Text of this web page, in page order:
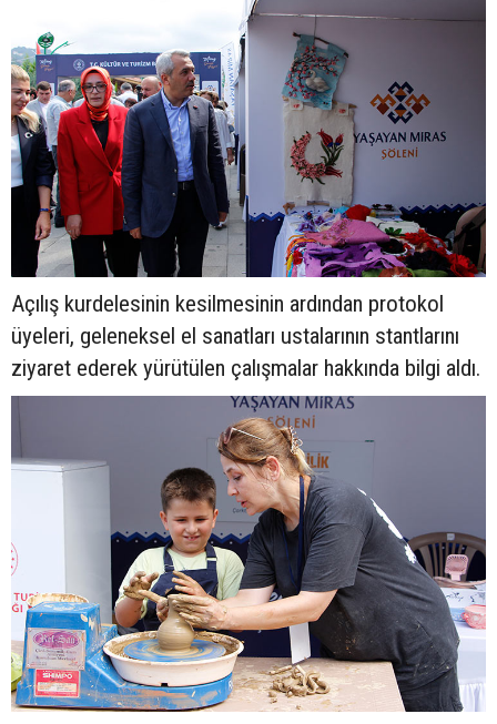
Açılış kurdelesinin kesilmesinin ardından protokol
üyeleri, geleneksel el sanatları ustalarının stantlarını
ziyaret ederek yürütülen çalışmalar hakkında bilgi aldı.